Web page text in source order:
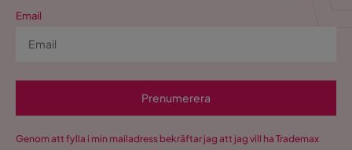
Email
Prenumerera
Genom att fylla i min mailadress bekräftar jag att jag vill ha Trademax